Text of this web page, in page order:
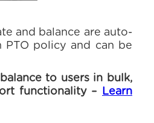
and balance are auto-
PTO policy and can be
to users in bulk,
functionality – Learn